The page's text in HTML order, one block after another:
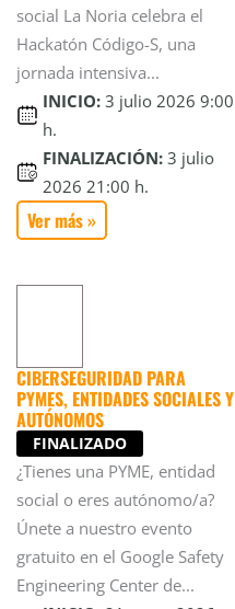
social La Noria celebra el
Hackatón Código-S, una
jornada intensiva...
INICIO: 3 julio 2026 9:00
h.
FINALIZACIÓN: 3 julio
2026 21:00 h.
Ver más »
CIBERSEGURIDAD PARA
PYMES, ENTIDADES SOCIALES Y
AUTÓNOMOS
FINALIZADO
¿Tienes una PYME, entidad
social o eres autónomo/a?
Únete a nuestro evento
gratuito en el Google Safety
Engineering Center de...